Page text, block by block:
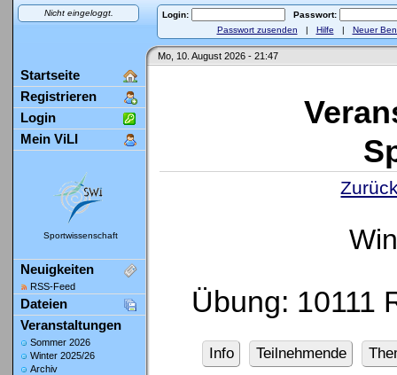
Nicht eingeloggt. Login:
Passwort:
Passwort zusenden | Hilfe | Neuer
Mo, 10. August 2026 - 21:47
Startseite
Registrieren
Login
Mein ViLI
Sportwissenschaft
Neuigkeiten
RSS-Feed
Dateien
Veranstaltungen
Sommer 2026
Winter 2025/26
Archiv
Übung: 10111
Info Teilnehmende